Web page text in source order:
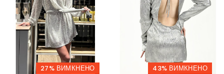
27% ВИМКНЕНО 43% ВИМКНЕНО